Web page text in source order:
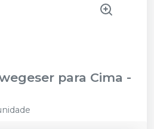
para Cima -